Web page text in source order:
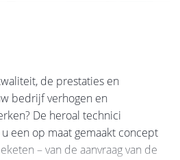
de prestaties en
bedrijf verhogen en
De heroal technici
een op maat gemaakt concept
– van de aanvraag van de